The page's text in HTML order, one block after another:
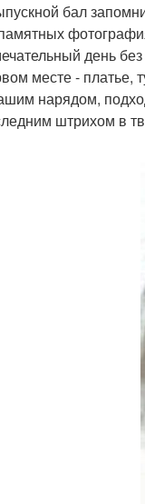
бал
день
месте - платье,
нарядом,
штрихом в